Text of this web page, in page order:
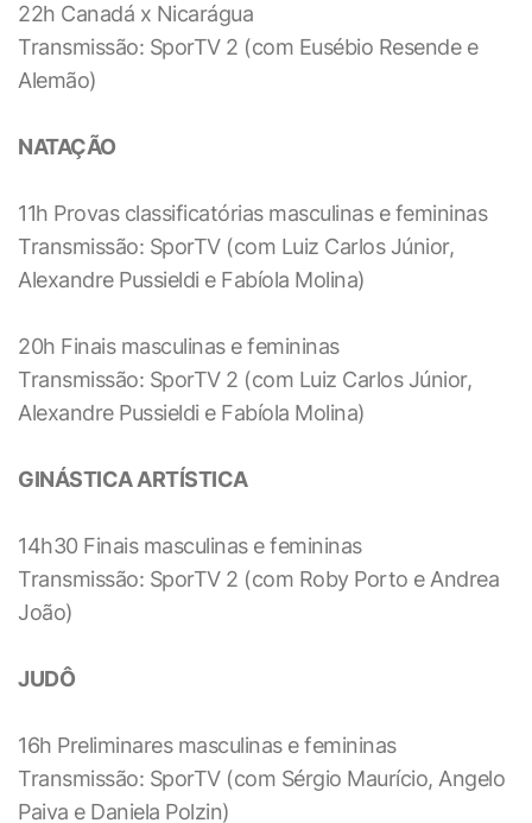
22h Canadá x Nicarágua
Transmissão: SporTV 2 (com Eusébio Resende e
Alemão)
NATAÇÃO
11h Provas classificatórias masculinas e femininas
Transmissão: SporTV (com Luiz Carlos Júnior,
Alexandre Pussieldi e Fabíola Molina)
20h Finais masculinas e femininas
Transmissão: SporTV 2 (com Luiz Carlos Júnior,
Alexandre Pussieldi e Fabíola Molina)
GINÁSTICA ARTÍSTICA
14h30 Finais masculinas e femininas
Transmissão: SporTV 2 (com Roby Porto e Andrea
João)
JUDÔ
16h Preliminares masculinas e femininas
Transmissão: SporTV (com Sérgio Maurício, Angelo
Paiva e Daniela Polzin)